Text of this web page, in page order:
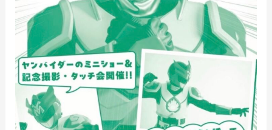
県
民
ふ
れ
あ
広